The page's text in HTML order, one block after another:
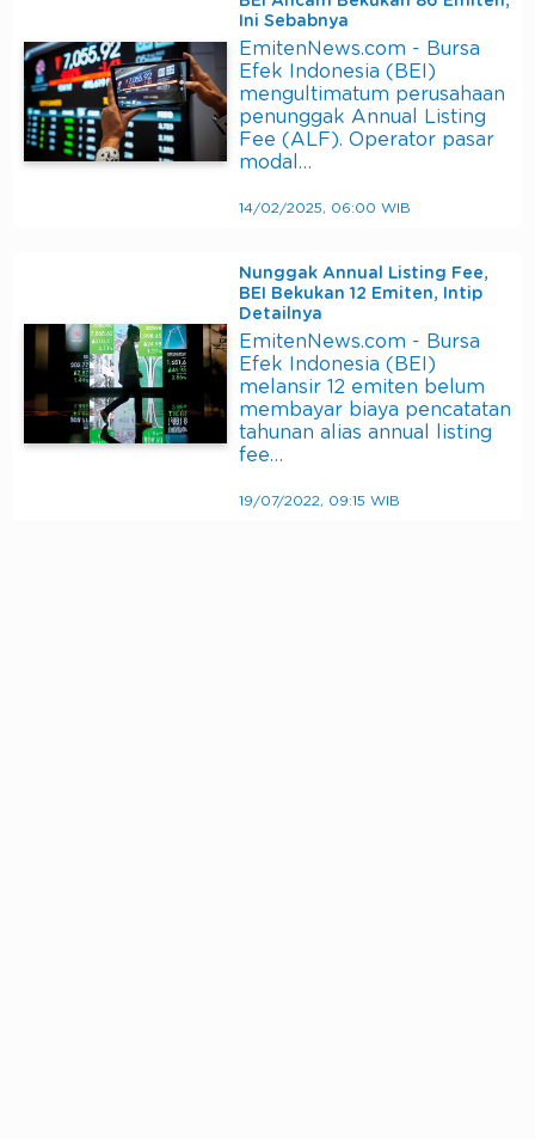
Ini Sebabnya
EmitenNews.com - Bursa
Efek Indonesia (BEI)
mengultimatum perusahaan
penunggak Annual Listing
Fee (ALF). Operator pasar
modal…
14/02/2025, 06:00 WIB
Nunggak Annual Listing Fee,
BEI Bekukan 12 Emiten, Intip
Detailnya
EmitenNews.com - Bursa
Efek Indonesia (BEI)
melansir 12 emiten belum
membayar biaya pencatatan
tahunan alias annual listing
fee…
19/07/2022, 09:15 WIB